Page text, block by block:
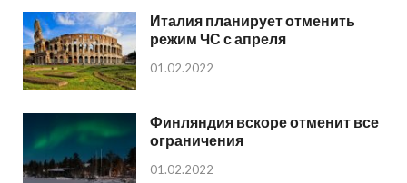
Италия планирует отменить
режим ЧС с апреля
01.02.2022
Финляндия вскоре отменит все
ограничения
01.02.2022